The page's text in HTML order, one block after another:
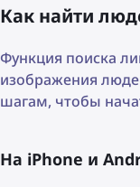
Как найти
Функция поиска
изображения
шагам, чтобы
На iPhone и